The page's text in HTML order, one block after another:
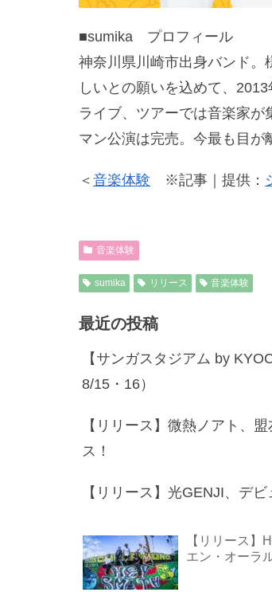
■sumika プロフィール
神奈川県川崎市出身バンド。
しいとの願いを込めて、2013
ライブ、ツアーでは音楽家
マン公演は完売。今最も目が
＜ 音楽体験 ※記事｜提供：
音楽体験
sumika リリース 音楽体験
最近の投稿
【サンガスタジアム by
8/15・16）
【リリース】微熱ノアト、
ス！
【リリース】光GENJI、デ
【リリース】
エン・オーラ